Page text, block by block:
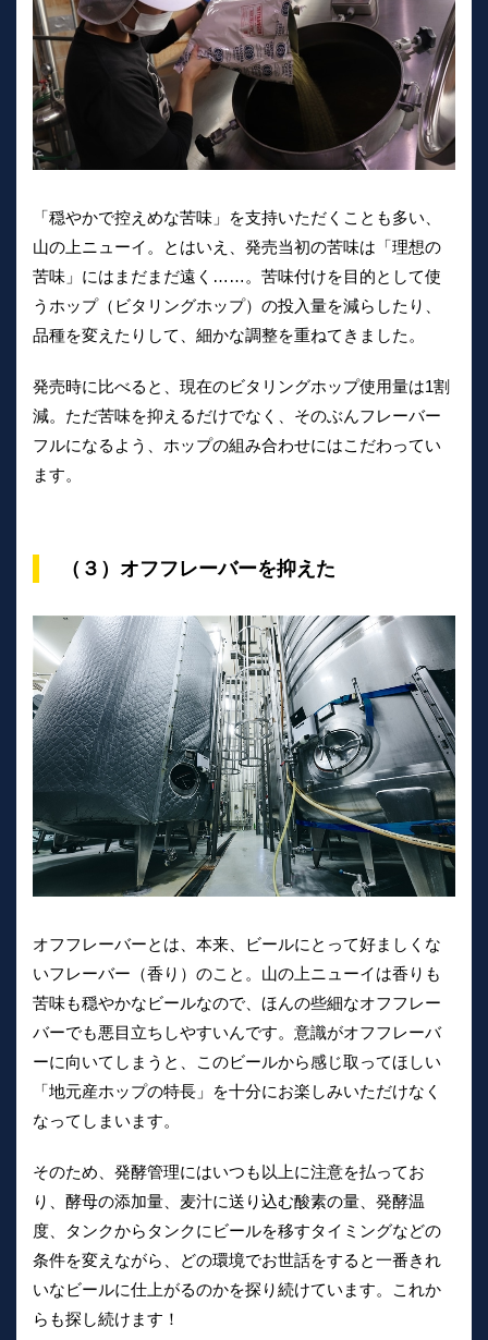
「穏やかで控えめな苦味」を支持いただくことも多い、
山の上ニューイ。とはいえ、発売当初の苦味は「理想の
苦味」にはまだまだ遠く……。苦味付けを目的として使
うホップ（ビタリングホップ）の投入量を減らしたり、
品種を変えたりして、細かな調整を重ねてきました。
発売時に比べると、現在のビタリングホップ使用量は1割
減。ただ苦味を抑えるだけでなく、そのぶんフレーバー
フルになるよう、ホップの組み合わせにはこだわってい
ます。
（３）オフフレーバーを抑えた
オフフレーバーとは、本来、ビールにとって好ましくな
いフレーバー（香り）のこと。山の上ニューイは香りも
苦味も穏やかなビールなので、ほんの些細なオフフレー
バーでも悪目立ちしやすいんです。意識がオフフレーバ
ーに向いてしまうと、このビールから感じ取ってほしい
「地元産ホップの特長」を十分にお楽しみいただけなく
なってしまいます。
そのため、発酵管理にはいつも以上に注意を払ってお
り、酵母の添加量、麦汁に送り込む酸素の量、発酵温
度、タンクからタンクにビールを移すタイミングなどの
条件を変えながら、どの環境でお世話をすると一番きれ
いなビールに仕上がるのかを探り続けています。これか
らも探し続けます！